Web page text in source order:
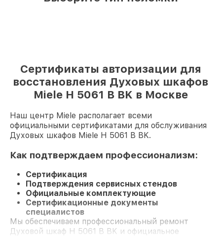
Сертификаты авторизации для
восстановления Духовых шкафов
Miele H 5061 B BK в Москве
Наш центр Miele располагает всеми
официальными сертификатами для обслуживания
Духовых шкафов Miele H 5061 B BK.
Как подтверждаем профессионализм:
Сертификация
Подтверждения сервисных стендов
Официальные комплектующие
Сертификационные документы
специалистов
Мы обеспечиваем профессиональный ремонт
Духовой шкаф H 5061 B BK и официальное